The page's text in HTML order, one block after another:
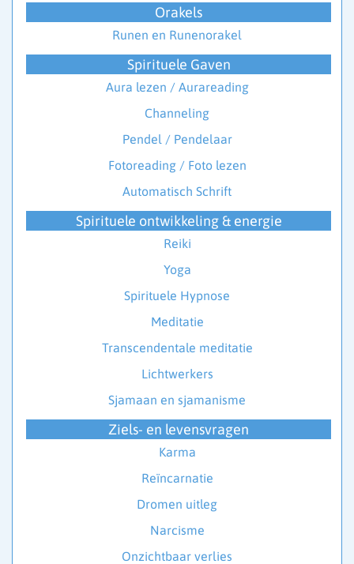
Orakels
Runen en Runenorakel
Spirituele Gaven
Aura lezen / Aurareading
Channeling
Pendel / Pendelaar
Fotoreading / Foto lezen
Automatisch Schrift
Spirituele ontwikkeling & energie
Reiki
Yoga
Spirituele Hypnose
Meditatie
Transcendentale meditatie
Lichtwerkers
Sjamaan en sjamanisme
Ziels- en levensvragen
Karma
Reïncarnatie
Dromen uitleg
Narcisme
Onzichtbaar verlies